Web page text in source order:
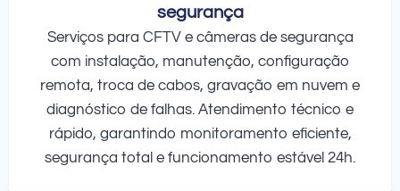
segurança
Serviços para CFTV e câmeras de segurança
com instalação, manutenção, configuração
remota, troca de cabos, gravação em nuvem e
diagnóstico de falhas. Atendimento técnico e
rápido, garantindo monitoramento eficiente,
segurança total e funcionamento estável 24h.